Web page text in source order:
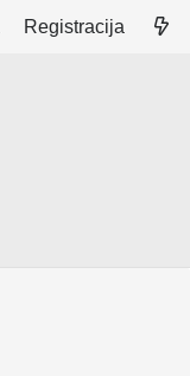
Registracija